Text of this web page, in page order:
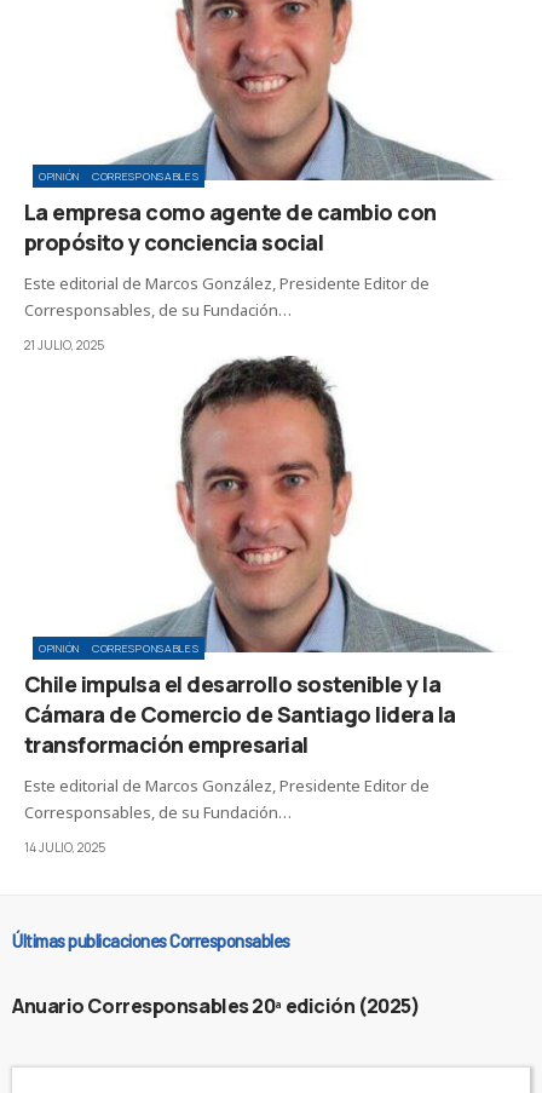
OPINIÓN CORRESPONSABLES
La empresa como agente de cambio con
propósito y conciencia social
Este editorial de Marcos González, Presidente Editor de
Corresponsables, de su Fundación…
21 JULIO, 2025
OPINIÓN CORRESPONSABLES
Chile impulsa el desarrollo sostenible y la
Cámara de Comercio de Santiago lidera la
transformación empresarial
Este editorial de Marcos González, Presidente Editor de
Corresponsables, de su Fundación…
14 JULIO, 2025
Últimas publicaciones Corresponsables
Anuario Corresponsables 20ª edición (2025)